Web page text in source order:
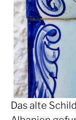
Das alte